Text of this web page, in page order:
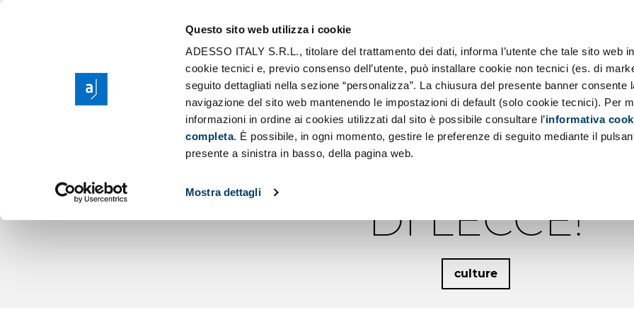
Questo sito web utilizza i cookie
ADESSO ITALY S.R.L., titolare del trattamento dei dati, informa l’utente che tale sito web
cookie tecnici e, previo consenso dell’utente, può installare cookie non tecnici (es. di
seguito dettagliati nella sezione “personalizza”. La chiusura del presente banner consente
navigazione del sito web mantenendo le impostazioni di default (solo cookie tecnici). Per
informazioni in ordine ai cookies utilizzati dal sito è possibile consultare l’informativa
completa. È possibile, in ogni momento, gestire le preferenze di seguito mediante il
presente a sinistra in basso, della pagina web.
Mostra dettagli
Search
Purpose, Values and Principles
Corporate Social Responsibility
Sponsorship
Scaling AI
Cloud Migration
Low Code Applications Development
INSIEME AL WWF
PRESI CURA DELLA
DI LECCE!
culture